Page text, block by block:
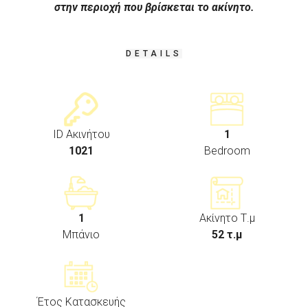
στην περιοχή που βρίσκεται το ακίνητο.
DETAILS
ID Ακινήτου
1021
1
Bedroom
1
Μπάνιο
Ακίνητο Τ.μ
52 τ.μ
Έτος Κατασκευής